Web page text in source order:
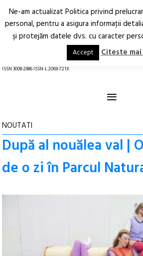
Arhitectură.
Oraș.
ISSN 3008-2986 ISSN-L 2069-721X
≡
NOUTATI
După al nouălea val |
de o zi în Parcul
Ne-am actualizat Politica privind
personal, pentru a asigura informaţii
şi protejăm datele dvs. cu caracter
Accept Citeste